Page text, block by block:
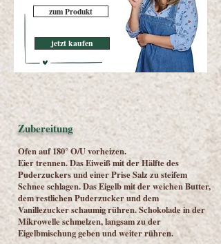
jetzt kaufen
zum Produkt
Zubereitung
Ofen auf 180° O/U vorheizen.
Eier trennen. Das Eiweiß mit der Hälfte des
Puderzuckers und einer Prise Salz zu steifem
Schnee schlagen. Das Eigelb mit der weichen Butter,
dem restlichen Puderzucker und dem
Vanillezucker schaumig rühren. Schokolade in der
Mikrowelle schmelzen, langsam zu der
Eigelbmischung geben und weiter rühren.